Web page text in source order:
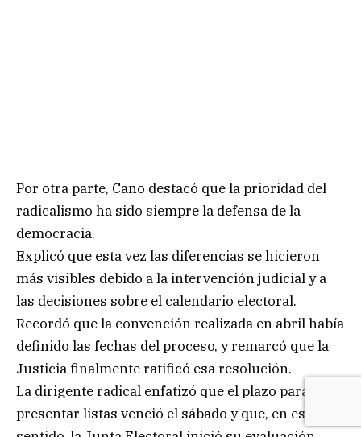
Por otra parte, Cano destacó que la prioridad del
radicalismo ha sido siempre la defensa de la
democracia.
Explicó que esta vez las diferencias se hicieron
más visibles debido a la intervención judicial y a
las decisiones sobre el calendario electoral.
Recordó que la convención realizada en abril había
definido las fechas del proceso, y remarcó que la
Justicia finalmente ratificó esa resolución.
La dirigente radical enfatizó que el plazo para
presentar listas venció el sábado y que, en ese